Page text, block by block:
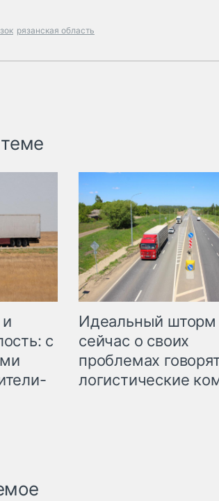
рязанская область
с
Идеальный
сейчас о своих
проблемах
логистические